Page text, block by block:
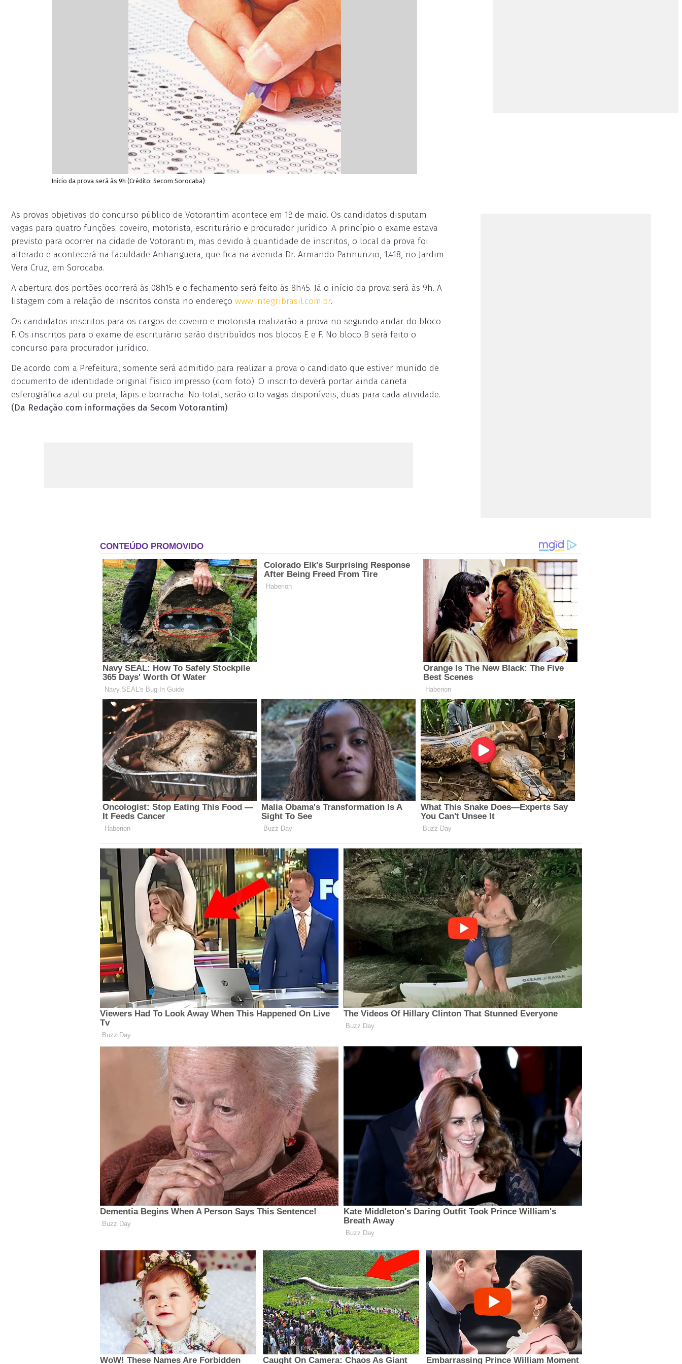
Início da prova será às 9h (Crédito: Secom Sorocaba)
As provas objetivas do concurso público de Votorantim acontece em 1º de maio. Os candidatos disputam
vagas para quatro funções: coveiro, motorista, escriturário e procurador jurídico. A princípio o exame estava
previsto para ocorrer na cidade de Votorantim, mas devido à quantidade de inscritos, o local da prova foi
alterado e acontecerá na faculdade Anhanguera, que fica na avenida Dr. Armando Pannunzio, 1.418, no Jardim
Vera Cruz, em Sorocaba.
A abertura dos portões ocorrerá às 08h15 e o fechamento será feito às 8h45. Já o início da prova será às 9h. A
listagem com a relação de inscritos consta no endereço www.integribrasil.com.br.
Os candidatos inscritos para os cargos de coveiro e motorista realizarão a prova no segundo andar do bloco
F. Os inscritos para o exame de escriturário serão distribuídos nos blocos E e F. No bloco B será feito o
concurso para procurador jurídico.
De acordo com a Prefeitura, somente será admitido para realizar a prova o candidato que estiver munido de
documento de identidade original físico impresso (com foto). O inscrito deverá portar ainda caneta
esferográfica azul ou preta, lápis e borracha. No total, serão oito vagas disponíveis, duas para cada atividade.
(Da Redação com informações da Secom Votorantim)